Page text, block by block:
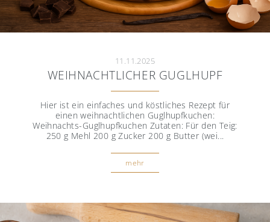
Kontakt
Ausdehnung der Zusammenarbeit mit
der belgischen Manufaktur Falk Culinair
11.11.2025
WEIHNACHTLICHER GUGLHUPF
Hier ist ein einfaches und köstliches Rezept für
einen weihnachtlichen Guglhupfkuchen:
Weihnachts-Guglhupfkuchen Zutaten: Für den Teig:
250 g Mehl 200 g Zucker 200 g Butter (wei...
mehr